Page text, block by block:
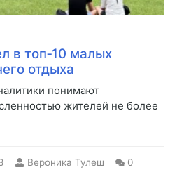
в топ‑10 малых
отдыха
понимают
жителей не более
Вероника Тулеш 0